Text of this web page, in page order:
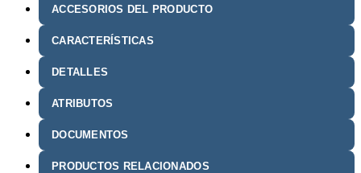
ACCESORIOS DEL PRODUCTO
CARACTERÍSTICAS
DETALLES
ATRIBUTOS
DOCUMENTOS
PRODUCTOS RELACIONADOS